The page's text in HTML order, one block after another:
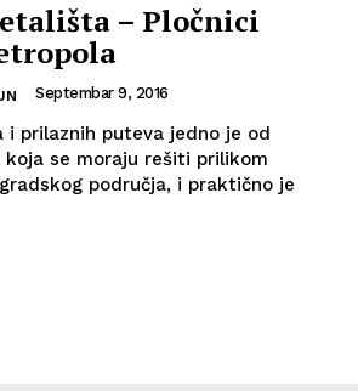
– Pločnici
Septembar 9, 2016
i prilaznih puteva jedno je od
koja se moraju rešiti prilikom
područja, i praktično je